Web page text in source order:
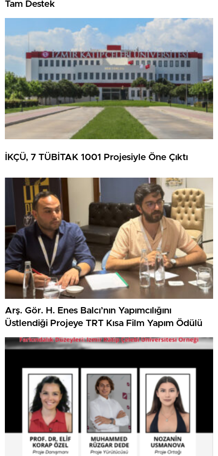
Tam Destek
İKÇÜ, 7 TÜBİTAK 1001 Projesiyle Öne Çıktı
Arş. Gör. H. Enes Balcı’nın Yapımcılığını
Üstlendiği Projeye TRT Kısa Film Yapım Ödülü